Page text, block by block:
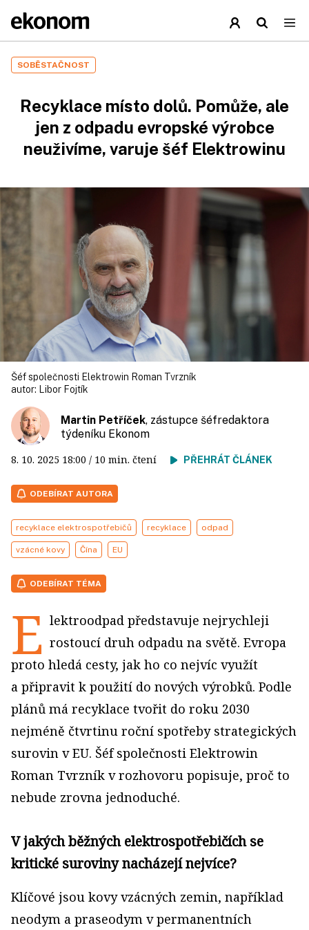
SOBĚSTAČNOST
Recyklace místo dolů. Pomůže, ale
jen z odpadu evropské výrobce
neuživíme, varuje šéf Elektrowinu
Šéf společnosti Elektrowin Roman Tvrzník
autor:
Libor Fojtík
Martin Petříček, zástupce šéfredaktora
týdeníku Ekonom
8. 10. 2025 18:00 / 10 min. čtení PŘEHRÁT ČLÁNEK
ODEBÍRAT AUTORA
recyklace elektrospotřebičů recyklace odpad
vzácné kovy Čína EU
ODEBÍRAT TÉMA
E lektroodpad představuje nejrychleji
rostoucí druh odpadu na světě. Evropa
proto hledá cesty, jak ho co nejvíc využít
a připravit k použití do nových výrobků. Podle
plánů má recyklace tvořit do roku 2030
nejméně čtvrtinu roční spotřeby strategických
surovin v EU. Šéf společnosti Elektrowin
Roman Tvrzník v rozhovoru popisuje, proč to
nebude zrovna jednoduché.
V jakých běžných elektrospotřebičích se
kritické suroviny nacházejí nejvíce?
Klíčové jsou kovy vzácných zemin, například
neodym a praseodym v permanentních